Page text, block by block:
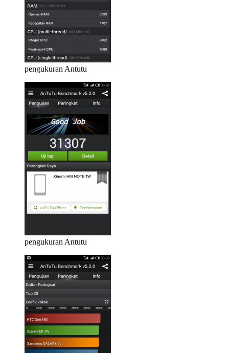
pengukuran Antutu
pengukuran Antutu